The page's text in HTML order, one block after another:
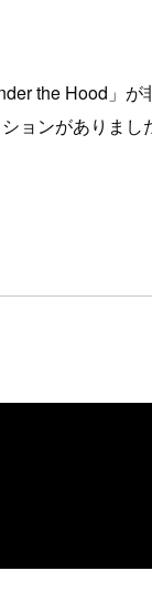
the Hood」
ンがありま